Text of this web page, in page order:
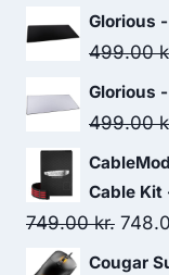
Glorious
499.00
Glorious
499.00
Cable Kit
749.00kr.
price
Cougar